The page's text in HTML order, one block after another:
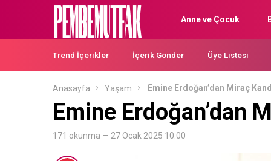
Anne ve Çocuk
Trend İçerikler İçerik Gönder Üye Listesi
Anasayfa Yaşam Emine Erdoğan’dan Miraç
Emine Erdoğan’dan
171 okunma — 27 Ocak 2025 10:00